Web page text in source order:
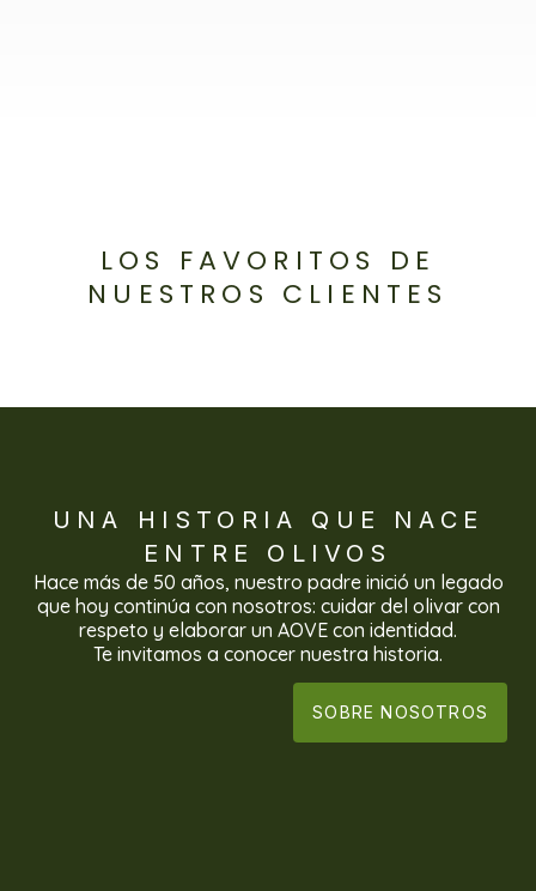
LOS FAVORITOS DE
NUESTROS CLIENTES
UNA HISTORIA QUE NACE
ENTRE OLIVOS
Hace más de 50 años, nuestro padre inició un legado
que hoy continúa con nosotros: cuidar del olivar con
respeto y elaborar un AOVE con identidad.
Te invitamos a conocer nuestra historia.
SOBRE NOSOTROS